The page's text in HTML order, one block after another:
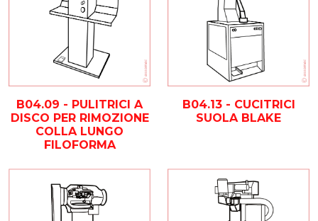
B04.09 - PULITRICI A
DISCO PER RIMOZIONE
COLLA LUNGO
FILOFORMA
B04.13 - CUCITRICI
SUOLA BLAKE